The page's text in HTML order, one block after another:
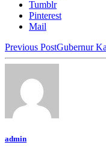
Tumblr
Pinterest
Mail
Previous PostGubernur
admin